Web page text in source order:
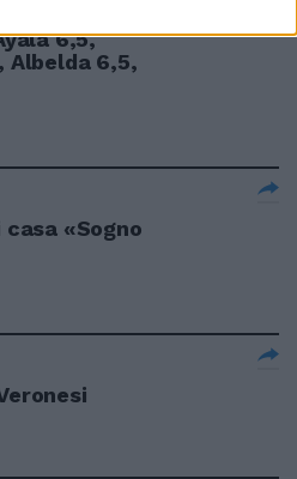
6,5,
Albelda 6,5,
«Sogno